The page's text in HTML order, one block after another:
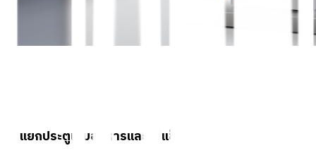
1. แยกประตูเก็บอาหารและแช่แข็งชัดเจน